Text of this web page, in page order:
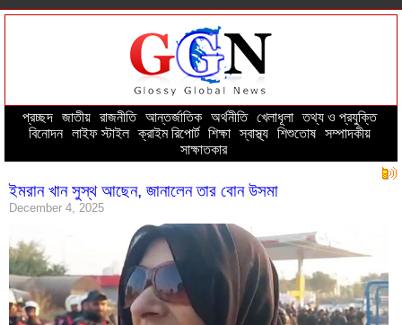
প্রচ্ছদ-- জাতীয়-- রাজনীতি-- আন্তর্জাতিক-- অর্থনীতি-- খেলাধূলা--তথ্য ও প্রযুক্তি--
বিনোদন-- লাইফ স্টাইল--ক্রাইম রিপোর্ট-- শিক্ষা--স্বাস্থ্য-- শিশুতোষ-- সম্পাদকীয়--
সাক্ষাতকার
ইমরান খান সুস্থ আছেন, জানালেন তার বোন উসমা
December 4, 2025